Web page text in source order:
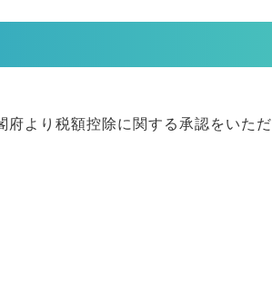
より税額控除に関する承認をいただ